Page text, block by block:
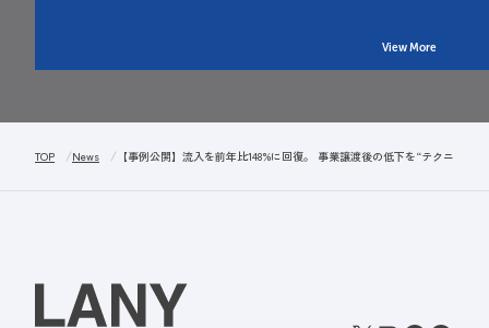
View More
TOP News 【事例公開】流入を前年比148%に回復。 事業譲渡後の低下を“テクニカ